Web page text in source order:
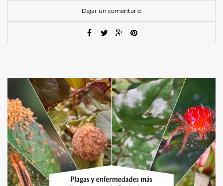
Dejar un comentario